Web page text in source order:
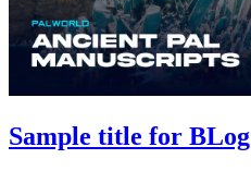
Sample title for BLog